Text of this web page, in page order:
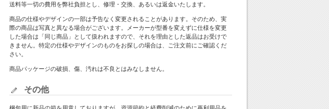
送料等一切の費用を弊社負担とし、修理・交換、あるいは返金いたします。
商品の仕様やデザインの一部は予告なく変更されることがあります。そのため、実
際の商品は写真と異なる場合がございます。メーカーが型番を変えずに仕様を変更
した場合は「同じ商品」として扱われますので、それを理由とした返品はお受けで
きません。特定の仕様やデザインのものをお探しの場合は、ご注文前にご確認くだ
さい。
商品パッケージの破損、傷、汚れは不良とはみなしません。
その他